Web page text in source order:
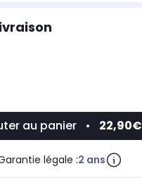
au panier • 22,90€
légale :2 ans